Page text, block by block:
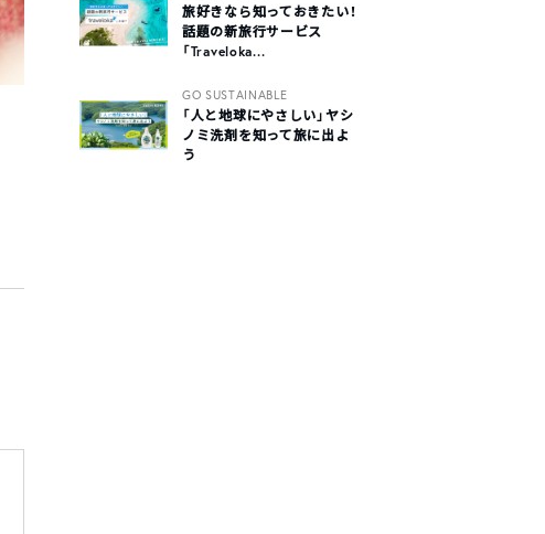
旅好きなら知っておきたい！
話題の新旅行サービス
「Traveloka...
GO SUSTAINABLE
「人と地球にやさしい」ヤシ
ノミ洗剤を知って旅に出よ
う